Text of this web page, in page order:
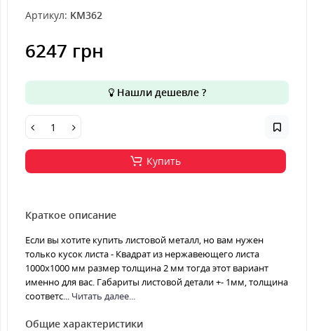
Артикул: KM362
6247 грн
Нашли дешевле ?
Купить
Краткое описание
Если вы хотите купить листовой металл, но вам нужен
только кусок листа - Квадрат из нержавеющего листа
1000х1000 мм размер толщина 2 мм тогда этот вариант
именно для вас. Габариты листовой детали +- 1мм, толщина
соответс... Читать далее...
Общие характеристики